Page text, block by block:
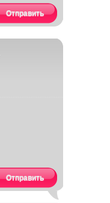
Отправить
Отправить